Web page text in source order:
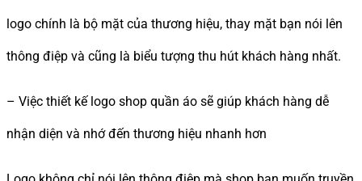
logo chính là bộ mặt của thương hiệu, thay mặt bạn nói lên
thông điệp và cũng là biểu tượng thu hút khách hàng nhất.
– Việc thiết kế logo shop quần áo sẽ giúp khách hàng dễ
nhận diện và nhớ đến thương hiệu nhanh hơn